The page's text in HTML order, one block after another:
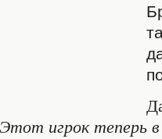
игрок теперь